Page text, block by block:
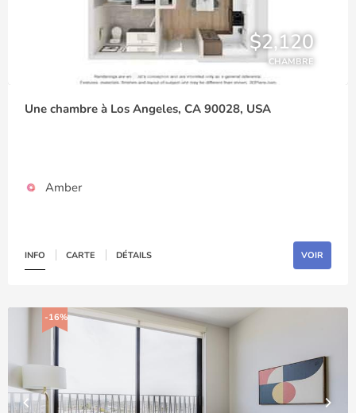
$2,120
CHAMBRE
Une chambre à Los Angeles, CA 90028, USA
Amber
INFO CARTE DÉTAILS VOIR
-16%